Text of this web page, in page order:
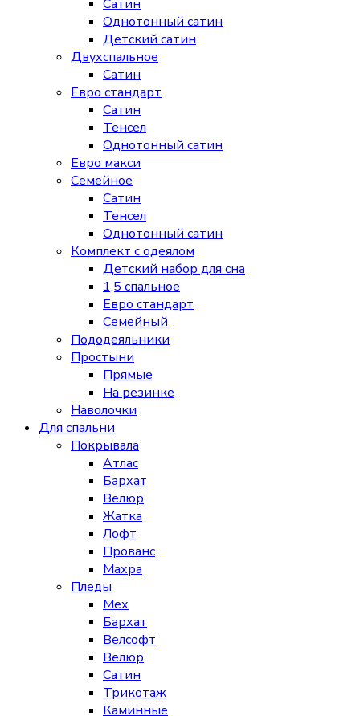
Сатин
Однотонный сатин
Детский сатин
Двухспальное
Сатин
Евро стандарт
Сатин
Тенсел
Однотонный сатин
Евро макси
Семейное
Сатин
Тенсел
Однотонный сатин
Комплект с одеялом
Детский набор для сна
1,5 спальное
Евро стандарт
Семейный
Пододеяльники
Простыни
Прямые
На резинке
Наволочки
Для спальни
Покрывала
Атлас
Бархат
Велюр
Жатка
Лофт
Прованс
Махра
Пледы
Мех
Бархат
Велсофт
Велюр
Сатин
Трикотаж
Каминные